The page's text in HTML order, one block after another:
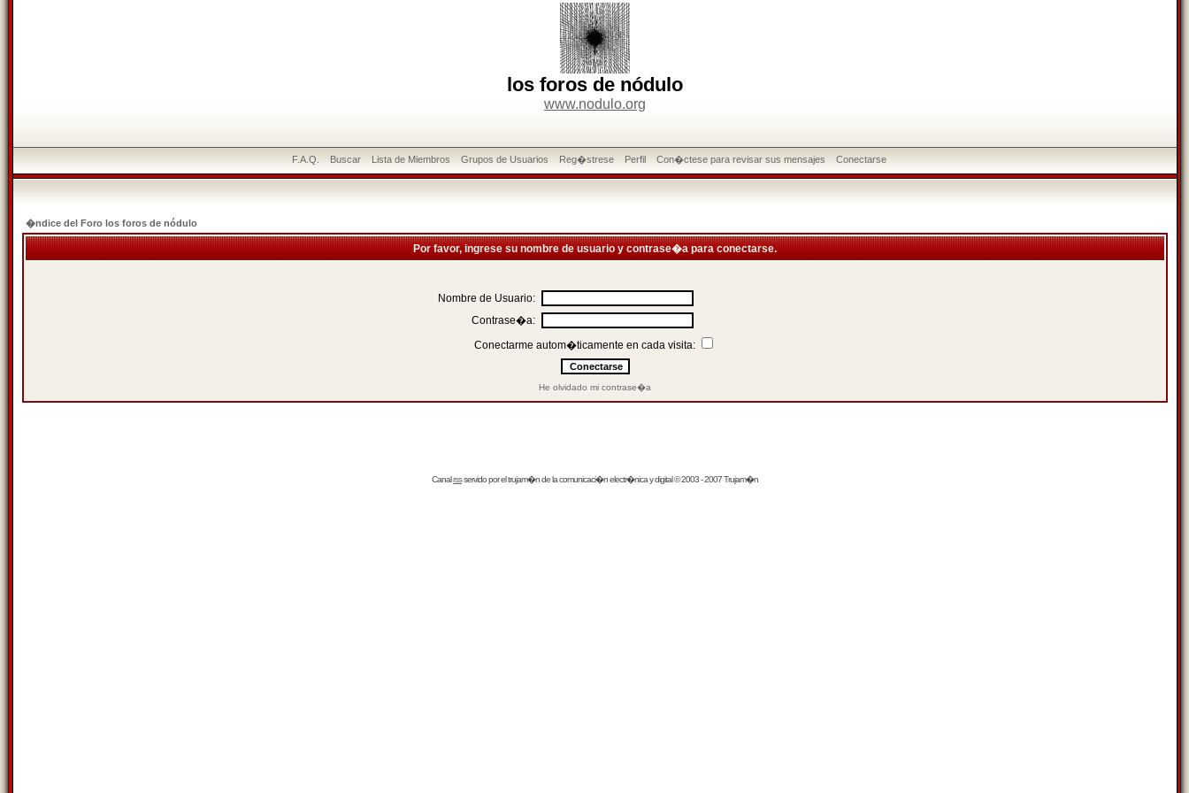
los foros de nódulo
www.nodulo.org
F.A.Q. Buscar Lista de Miembros Grupos de Usuarios Reg�strese Perfil Con�ctese para revisar sus mensajes Conectarse
�ndice del Foro los foros de nódulo
Por favor, ingrese su nombre de usuario y contrase�a para conectarse.
Nombre de Usuario:
Contrase�a:
Conectarme autom�ticamente en cada visita:
He olvidado mi contrase�a
Canalrssservido por eltrujam�nde la comunicaci�n electr�nica y digital © 2003 - 2007 Trujam�n